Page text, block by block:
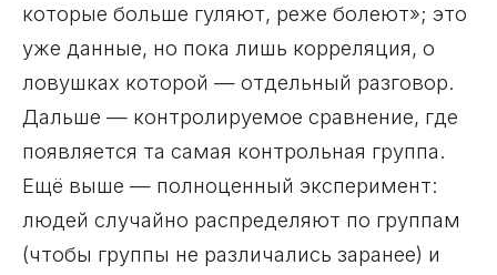
которые больше гуляют, реже болеют»; это
уже данные, но пока лишь корреляция, о
ловушках которой — отдельный разговор.
Дальше — контролируемое сравнение, где
появляется та самая контрольная группа.
Ещё выше — полноценный эксперимент:
людей случайно распределяют по группам
(чтобы группы не различались заранее) и